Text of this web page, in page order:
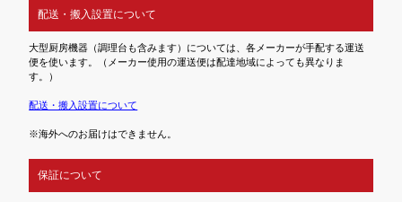
配送・搬入設置について
大型厨房機器（調理台も含みます）については、各メーカーが手配する運送
便を使います。（メーカー使用の運送便は配達地域によっても異なりま
す。）
配送・搬入設置について
※海外へのお届けはできません。
保証について